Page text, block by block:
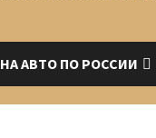
НА АВТО ПО РОССИИ